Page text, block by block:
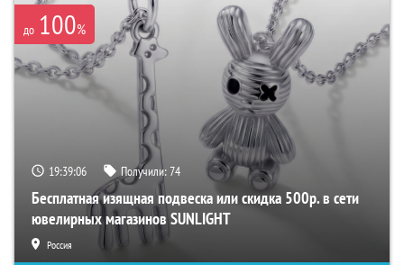
до 100%
19:39:05 Получили:74
Бесплатная изящная подвеска или скидка 500р. в сети
ювелирных магазинов SUNLIGHT
Россия